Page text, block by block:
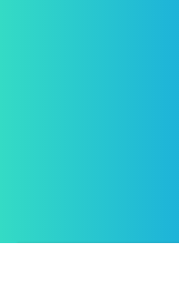
03 May 2022